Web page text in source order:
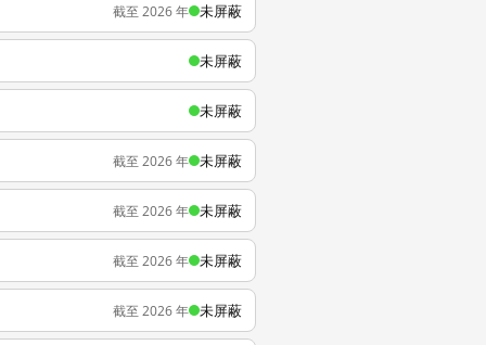
截至 2026 年 未屏蔽
未屏蔽
未屏蔽
截至 2026 年 未屏蔽
截至 2026 年 未屏蔽
截至 2026 年 未屏蔽
截至 2026 年 未屏蔽